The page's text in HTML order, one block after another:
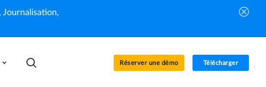
Journalisation,
Réserver une démo Télécharger